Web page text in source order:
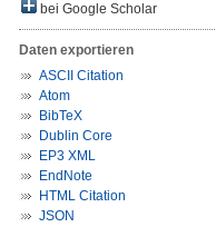
bei Google Scholar
Daten exportieren
ASCII Citation
Atom
BibTeX
Dublin Core
EP3 XML
EndNote
HTML Citation
JSON